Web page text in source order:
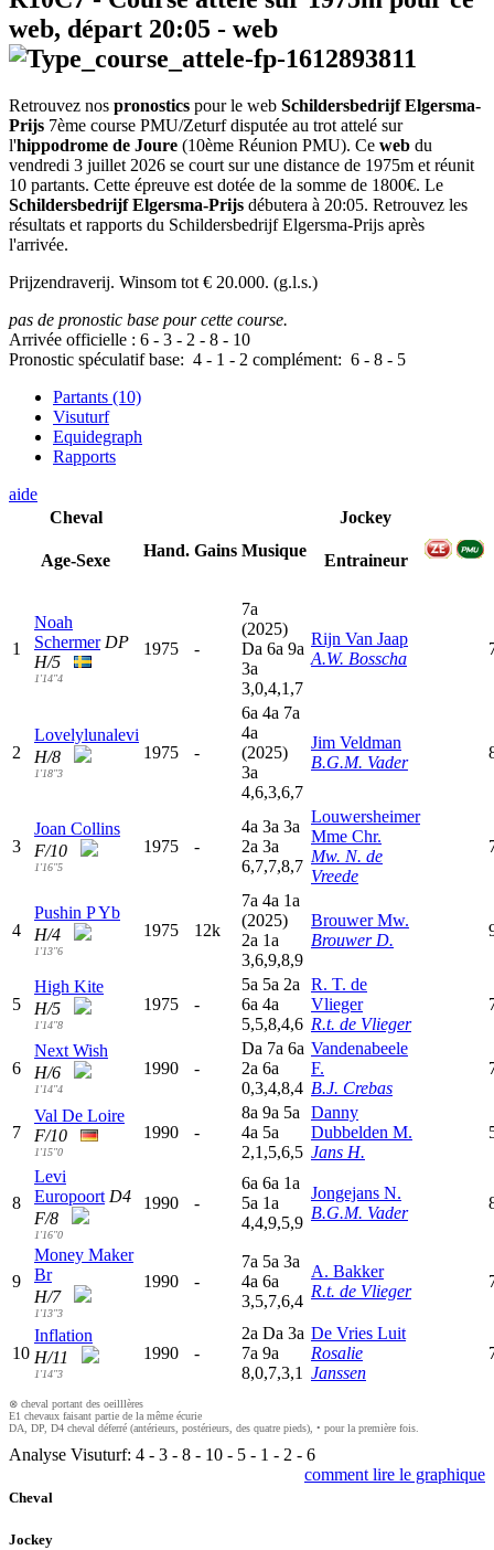
web, départ 20:05 - web
Retrouvez nos pronostics pour le web Schildersbedrijf Elgersma-
Prijs 7ème course PMU/Zeturf disputée au trot attelé sur
l'hippodrome de Joure (10ème Réunion PMU). Ce web du
vendredi 3 juillet 2026 se court sur une distance de 1975m et réunit
10 partants. Cette épreuve est dotée de la somme de 1800€. Le
Schildersbedrijf Elgersma-Prijs débutera à 20:05. Retrouvez les
résultats et rapports du Schildersbedrijf Elgersma-Prijs après
l'arrivée.
Prijzendraverij. Winsom tot € 20.000. (g.l.s.)
pas de pronostic base pour cette course.
Arrivée officielle : 6 - 3 - 2 - 8 - 10
Pronostic spéculatif base: 4 - 1 - 2 complément: 6 - 8 - 5
Partants (10)
Visuturf
Equidegraph
Rapports
aide
Cheval
Age-Sexe
Hand. Gains Musique
Jockey
Entraineur
1
Noah
Schermer DP
H/5
1'14"4
1975 -
7a
(2025)
Da 6a 9a
3a
3,0,4,1,7
Rijn Van Jaap
A.W. Bosscha
2
Lovelylunalevi
H/8
1'18"3
1975 -
6a 4a 7a
4a
(2025)
3a
4,6,3,6,7
Jim Veldman
B.G.M. Vader
3
Joan Collins
F/10
1'16"5
1975 -
4a 3a 3a
2a 3a
6,7,7,8,7
Louwersheimer
Mme Chr.
Mw. N. de
Vreede
4
Pushin P Yb
H/4
1'13"6
1975 12k
7a 4a 1a
(2025)
2a 1a
3,6,9,8,9
Brouwer Mw.
Brouwer D.
5
High Kite
H/5
1'14"8
1975 -
5a 5a 2a
6a 4a
5,5,8,4,6
R. T. de
Vlieger
R.t. de Vlieger
6
Next Wish
H/6
1'14"4
1990 -
Da 7a 6a
2a 6a
0,3,4,8,4
Vandenabeele
F.
B.J. Crebas
7
Val De Loire
F/10
1'15"0
1990 -
8a 9a 5a
4a 5a
2,1,5,6,5
Danny
Dubbelden M.
Jans H.
8
Levi
Europoort D4
F/8
1'16"0
1990 -
6a 6a 1a
5a 1a
4,4,9,5,9
Jongejans N.
B.G.M. Vader
9
Money Maker
Br
H/7
1'13"3
1990 -
7a 5a 3a
4a 6a
3,5,7,6,4
A. Bakker
R.t. de Vlieger
10
Inflation
H/11
1'14"3
1990 -
2a Da 3a
7a 9a
8,0,7,3,1
De Vries Luit
Rosalie
Janssen
⊗ cheval portant des oeilllères
E1 chevaux faisant partie de la même écurie
DA, DP, D4 cheval déferré (antérieurs, postérieurs, des quatre pieds), • pour la première fois.
Analyse Visuturf: 4 - 3 - 8 - 10 - 5 - 1 - 2 - 6
comment lire le graphique
Cheval
Jockey